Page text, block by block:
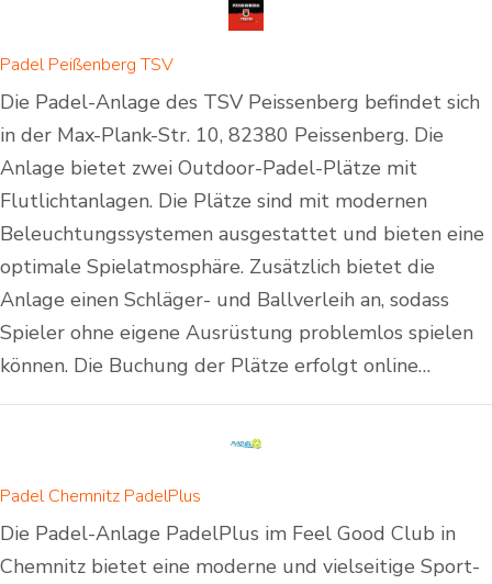
Padel Peißenberg TSV
Die Padel-Anlage des TSV Peissenberg befindet sich
in der Max-Plank-Str. 10, 82380 Peissenberg. Die
Anlage bietet zwei Outdoor-Padel-Plätze mit
Flutlichtanlagen. Die Plätze sind mit modernen
Beleuchtungssystemen ausgestattet und bieten eine
optimale Spielatmosphäre. Zusätzlich bietet die
Anlage einen Schläger- und Ballverleih an, sodass
Spieler ohne eigene Ausrüstung problemlos spielen
können. Die Buchung der Plätze erfolgt online…
Padel Chemnitz PadelPlus
Die Padel-Anlage PadelPlus im Feel Good Club in
Chemnitz bietet eine moderne und vielseitige Sport-